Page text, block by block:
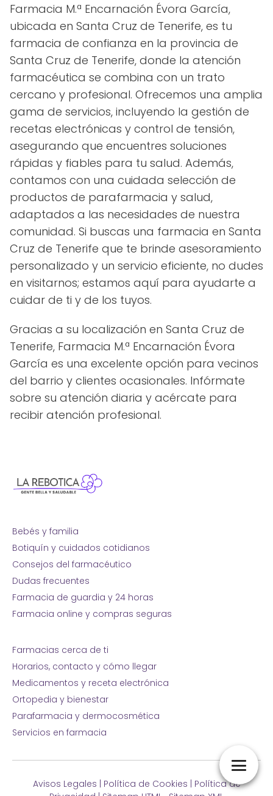
Farmacia M.ª Encarnación Évora García,
ubicada en Santa Cruz de Tenerife, es tu
farmacia de confianza en la provincia de
Santa Cruz de Tenerife, donde la atención
farmacéutica se combina con un trato
cercano y profesional. Ofrecemos una amplia
gama de servicios, incluyendo la gestión de
recetas electrónicas y control de tensión,
asegurando que encuentres soluciones
rápidas y fiables para tu salud. Además,
contamos con una cuidada selección de
productos de parafarmacia y salud,
adaptados a las necesidades de nuestra
comunidad. Si buscas una farmacia en Santa
Cruz de Tenerife que te brinde asesoramiento
personalizado y un servicio eficiente, no dudes
en visitarnos; estamos aquí para ayudarte a
cuidar de ti y de los tuyos.
Gracias a su localización en Santa Cruz de
Tenerife, Farmacia M.ª Encarnación Évora
García es una excelente opción para vecinos
del barrio y clientes ocasionales. Infórmate
sobre su atención diaria y acércate para
recibir atención profesional.
Bebés y familia
Botiquín y cuidados cotidianos
Consejos del farmacéutico
Dudas frecuentes
Farmacia de guardia y 24 horas
Farmacia online y compras seguras
Farmacias cerca de ti
Horarios, contacto y cómo llegar
Medicamentos y receta electrónica
Ortopedia y bienestar
Parafarmacia y dermocosmética
Servicios en farmacia
Avisos Legales | Política de Cookies | Política de